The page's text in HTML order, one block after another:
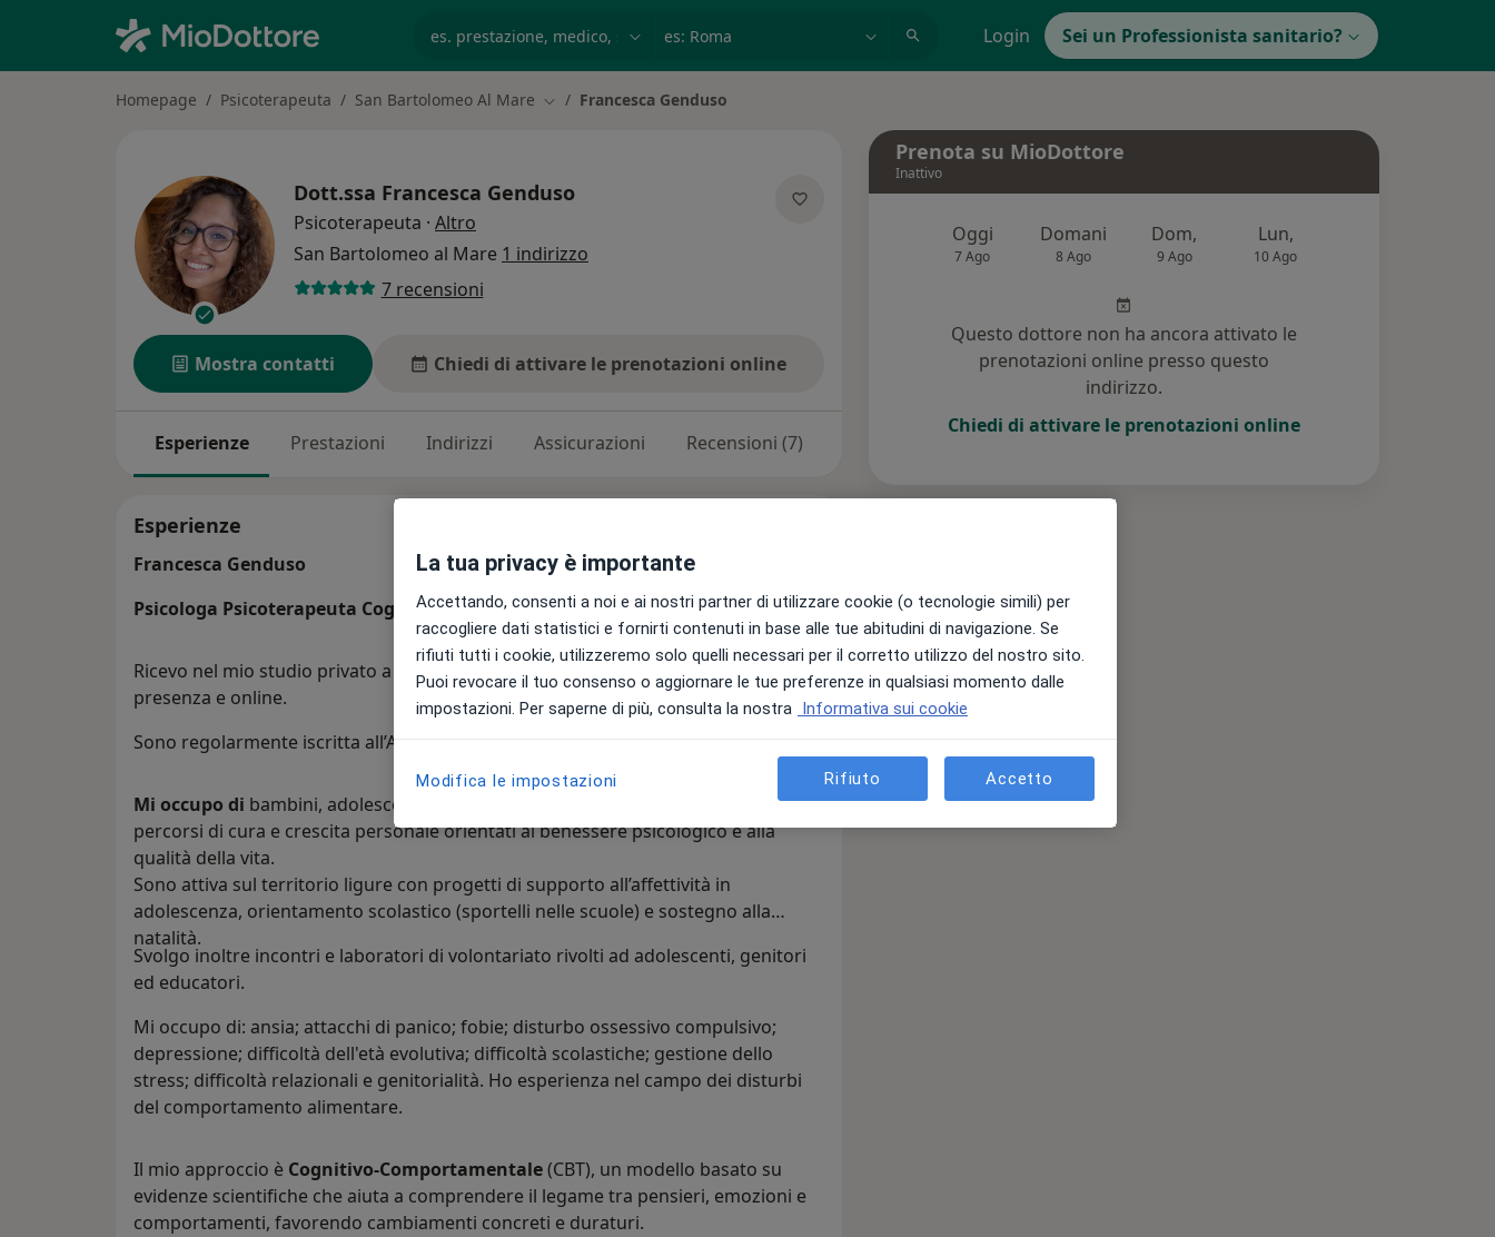
Login Sei un Professionista sanitario?
Homepage Psicoterapeuta San Bartolomeo Al Mare Cambia città
Francesca Genduso
Dott.ssa Francesca Genduso
Psicoterapeuta · Altro
San Bartolomeo al Mare 1 indirizzo
7 recensioni
Mostra contatti Chiedi di attivare le prenotazioni online
Esperienze Prestazioni Indirizzi Assicurazioni Recensioni (7)
Esperienze
Francesca Genduso
Psicologa Psicoterapeuta Cognitivo-Comportamentale (CBT)
Ricevo nel mio studio privato a San Bartolomeo al Mare (IM) e svolgo terapia in
presenza e online.
Sono regolarmente iscritta all’Albo degli Psicologi della Liguria.
Mi occupo di bambini, adolescenti e adulti, accompagnando le persone in
percorsi di cura e crescita personale orientati al benessere psicologico e alla
qualità della vita.
Sono attiva sul territorio ligure con progetti di supporto all’affettività in
adolescenza, orientamento scolastico (sportelli nelle scuole) e sostegno alla
natalità.
Svolgo inoltre incontri e laboratori di volontariato rivolti ad adolescenti, genitori
ed educatori.
Mi occupo di: ansia; attacchi di panico; fobie; disturbo ossessivo compulsivo;
depressione; difficoltà dell'età evolutiva; difficoltà scolastiche; gestione dello
stress; difficoltà relazionali e genitorialità. Ho esperienza nel campo dei disturbi
del comportamento alimentare.
Il mio approccio è Cognitivo-Comportamentale(CBT), un modello basato su
evidenze scientifiche che aiuta a comprendere il legame tra pensieri, emozioni e
comportamenti, favorendo cambiamenti concreti e duraturi.
Prenota su MioDottore
Inattivo
Oggi
7 Ago
Domani
8 Ago
Dom,
9 Ago
Lun,
10 Ago
Questo dottore non ha ancora attivato le
prenotazioni online presso questo
indirizzo.
Chiedi di attivare le prenotazioni online
La tua privacy è importante
Accettando, consenti a noi e ai nostri partner di utilizzare cookie (o tecnologie simili) per
raccogliere dati statistici e fornirti contenuti in base alle tue abitudini di navigazione. Se
rifiuti tutti i cookie, utilizzeremo solo quelli necessari per il corretto utilizzo del nostro sito.
Puoi revocare il tuo consenso o aggiornare le tue preferenze in qualsiasi momento dalle
impostazioni. Per saperne di più, consulta la nostra Informativa sui cookie
Modifica le impostazioni Rifiuto Accetto